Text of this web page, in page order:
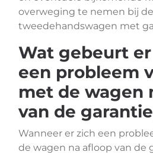
overweging te nemen bij
tweedehandswagen met
Wat gebeurt
een probleem
met de wagen
van de
Wanneer er zich een
de wagen na afloop van de